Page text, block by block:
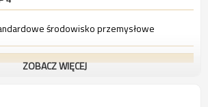
środowisko przemysłowe
ZOBACZ WIĘCEJ